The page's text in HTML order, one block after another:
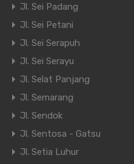
Jl. Sei Padang
Jl. Sei Petani
Jl. Sei Serapuh
Jl. Sei Serayu
Jl. Selat Panjang
Jl. Semarang
Jl. Sendok
Jl. Sentosa - Gatsu
Jl. Setia Luhur